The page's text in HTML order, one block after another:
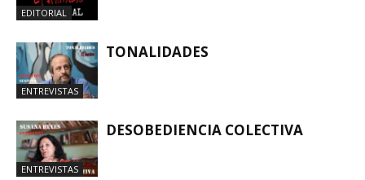
EDITORIAL
ENTREVISTAS
TONALIDADES
ENTREVISTAS
DESOBEDIENCIA COLECTIVA